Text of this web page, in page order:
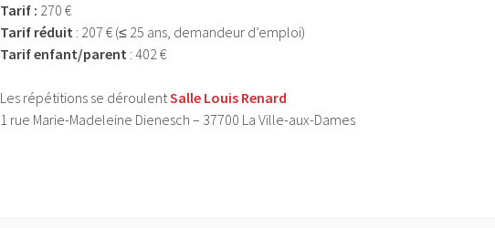
Tarif : 270 €
Tarif réduit : 207 € (≤ 25 ans, demandeur d’emploi)
Tarif enfant/parent : 402 €
Les répétitions se déroulentSalle Louis Renard
1 rue Marie-Madeleine Dienesch – 37700 La Ville-aux-Dames